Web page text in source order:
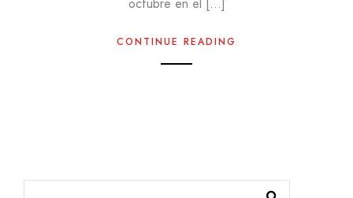
octubre en el […]
CONTINUE READING